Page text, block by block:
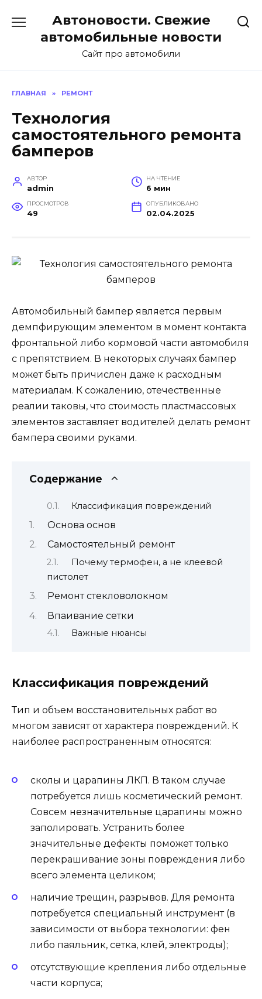
содержанию
Автоновости. Свежие
автомобильные новости
Сайт про автомобили
ГЛАВНАЯ » РЕМОНТ
Технология
самостоятельного ремонта
бамперов
АВТОР
admin
НА ЧТЕНИЕ
6 мин
ПРОСМОТРОВ
49
ОПУБЛИКОВАНО
02.04.2025
Автомобильный бампер является первым
демпфирующим элементом в момент контакта
фронтальной либо кормовой части автомобиля
с препятствием. В некоторых случаях бампер
может быть причислен даже к расходным
материалам. К сожалению, отечественные
реалии таковы, что стоимость пластмассовых
элементов заставляет водителей делать ремонт
бампера своими руками.
Содержание
Классификация повреждений
Основа основ
Самостоятельный ремонт
Почему термофен, а не клеевой
пистолет
Ремонт стекловолокном
Впаивание сетки
Важные нюансы
Классификация повреждений
Тип и объем восстановительных работ во
многом зависят от характера повреждений. К
наиболее распространенным относятся:
сколы и царапины ЛКП. В таком случае
потребуется лишь косметический ремонт.
Совсем незначительные царапины можно
заполировать. Устранить более
значительные дефекты поможет только
перекрашивание зоны повреждения либо
всего элемента целиком;
наличие трещин, разрывов. Для ремонта
потребуется специальный инструмент (в
зависимости от выбора технологии: фен
либо паяльник, сетка, клей, электроды);
отсутствующие крепления либо отдельные
части корпуса;